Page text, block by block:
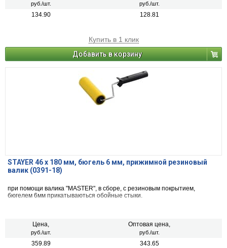
руб./шт. руб./шт.
134.90 128.81
Купить в 1 клик
Добавить в корзину
STAYER 46 х 180 мм, бюгель 6 мм, прижимной резиновый
валик (0391-18)
при помощи валика "MASTER", в сборе, с резиновым покрытием,
бюгелем 6мм прикатываються обойные стыки.
Цена,
руб./шт.
Оптовая цена,
руб./шт.
359.89 343.65